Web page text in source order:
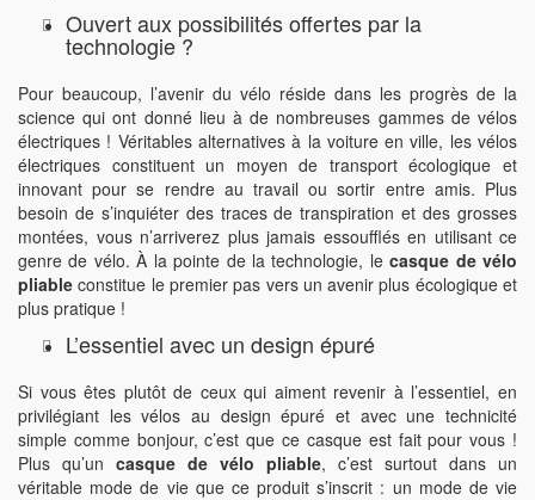
Ouvert aux possibilités offertes par la
technologie ?
Pour beaucoup, l’avenir du vélo réside dans les progrès de la
science qui ont donné lieu à de nombreuses gammes de vélos
électriques ! Véritables alternatives à la voiture en ville, les vélos
électriques constituent un moyen de transport écologique et
innovant pour se rendre au travail ou sortir entre amis. Plus
besoin de s’inquiéter des traces de transpiration et des grosses
montées, vous n’arriverez plus jamais essoufflés en utilisant ce
genre de vélo. À la pointe de la technologie, lecasque de vélo
pliable constitue le premier pas vers un avenir plus écologique et
plus pratique !
L’essentiel avec un design épuré
Si vous êtes plutôt de ceux qui aiment revenir à l’essentiel, en
privilégiant les vélos au design épuré et avec une technicité
simple comme bonjour, c’est que ce casque est fait pour vous !
Plus qu’un casque de vélo pliable, c’est surtout dans un
véritable mode de vie que ce produit s’inscrit : un mode de vie